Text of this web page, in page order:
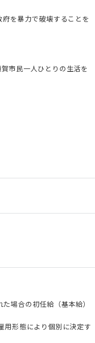
を暴力で破壊することを
市民一人ひとりの生活を
場合の初任給（基本給）
形態により個別に決定す